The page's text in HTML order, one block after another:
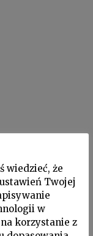
wiedzieć, że
Twojej
w
korzystanie z